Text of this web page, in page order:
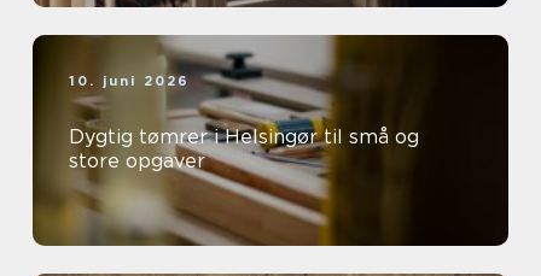
10. juni 2026
Dygtig tømrer i Helsingør til små og
store opgaver